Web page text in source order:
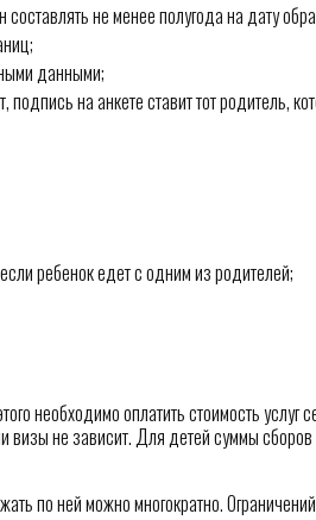
не менее полугода на дату
данными;
на анкете ставит тот родитель,
ребенок едет с одним из родителей;
необходимо оплатить стоимость услуг
визы не зависит. Для детей суммы сборов
по ней можно многократно.